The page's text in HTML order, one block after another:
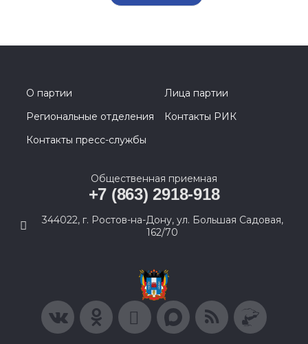
О партии
Лица партии
Региональные отделения
Контакты РИК
Контакты пресс-службы
Общественная приемная
+7 (863) 2918-918
344022, г. Ростов-на-Дону, ул. Большая Садовая,
162/70